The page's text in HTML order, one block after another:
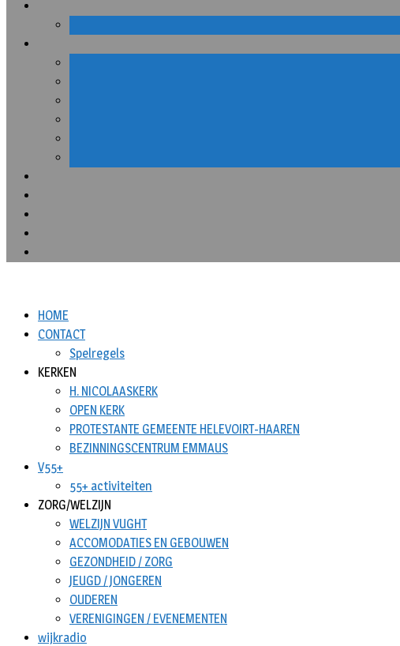
HOME
CONTACT
Spelregels
KERKEN
H. NICOLAASKERK
OPEN KERK
PROTESTANTE GEMEENTE HELEVOIRT-HAAREN
BEZINNINGSCENTRUM EMMAUS
V55+
55+ activiteiten
ZORG/WELZIJN
WELZIJN VUGHT
ACCOMODATIES EN GEBOUWEN
GEZONDHEID / ZORG
JEUGD / JONGEREN
OUDEREN
VERENIGINGEN / EVENEMENTEN
wijkradio